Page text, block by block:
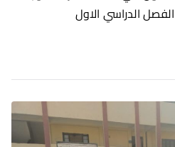
الدراسي الاول